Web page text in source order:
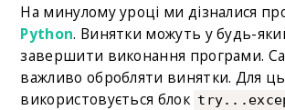
На минулому уроці ми дізналися
Python. Винятки можуть у будь-
завершити виконання програми.
важливо обробляти винятки. Для
використовується блок